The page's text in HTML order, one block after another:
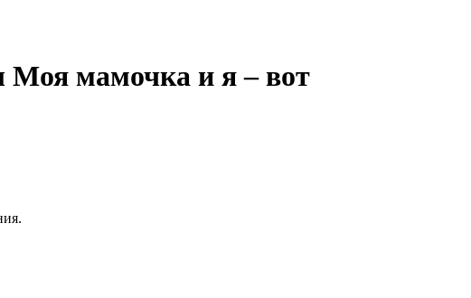
Моя мамочка и я – вот